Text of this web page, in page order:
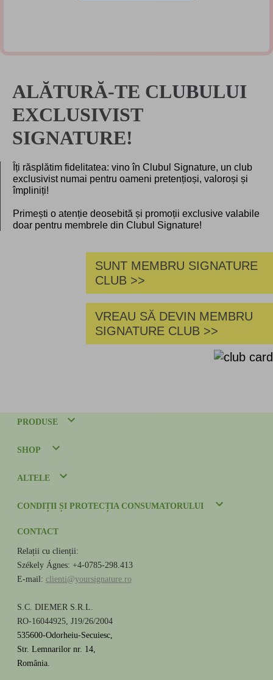
ALĂTURĂ-TE CLUBULUI
EXCLUSIVIST
SIGNATURE!
Îți răsplătim fidelitatea: vino în Clubul Signature, un club
exclusivist numai pentru oameni pretențioși, valoroși și
împliniți!
Primești o atenție deosebită și promoții exclusive valabile
doar pentru membrele din Clubul Signature!
SUNT MEMBRU SIGNATURE
CLUB >>
VREAU SĂ DEVIN MEMBRU
SIGNATURE CLUB >>
PRODUSE
SHOP
ALTELE
CONDIȚII ȘI PROTECȚIA CONSUMATORULUI
CONTACT
Relații cu clienții:
Székely Ágnes: +4-0785-298.413
E-mail: clienti@yoursignature.ro
S.C. DIEMER S.R.L.
RO-16044925, J19/26/2004
535600-Odorheiu-Secuiesc,
Str. Lemnarilor nr. 14,
România.